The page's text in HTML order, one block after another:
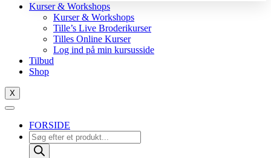
Kurser & Workshops
Kurser & Workshops
Tille’s Live Broderikurser
Tilles Online Kurser
Log ind på min kursusside
Tilbud
Shop
X
FORSIDE
Products
search